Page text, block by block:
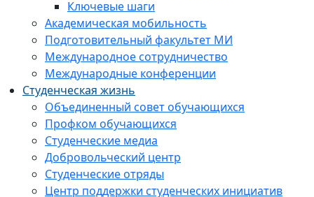
Ключевые шаги
Академическая мобильность
Подготовительный факультет МИ
Международное сотрудничество
Международные конференции
Студенческая жизнь
Объединенный совет обучающихся
Профком обучающихся
Студенческие медиа
Добровольческий центр
Студенческие отряды
Центр поддержки студенческих инициатив